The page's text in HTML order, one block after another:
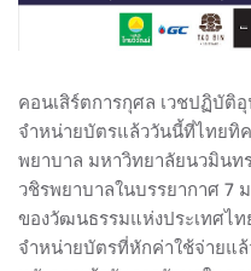
คอนเสิร์ตการกุศล เวชปฏิบัติ
จำหน่ายบัตรแล้ววันนี้ที่ไทยทิค
พยาบาล มหาวิทยาลัยนวมินท
วชิรพยาบาลในบรรยากาศ 7
ของวัฒนธรรมแห่งประเทศไท
จำหน่ายบัตรที่หักค่าใช้จ่ายแ